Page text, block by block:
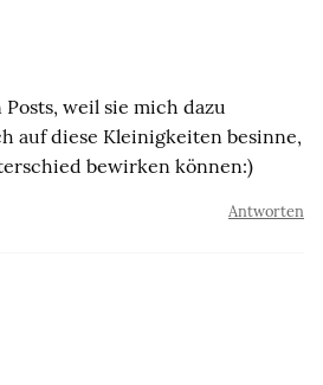
weil sie mich dazu
auf diese Kleinigkeiten besinne,
bewirken können:)
Antworten